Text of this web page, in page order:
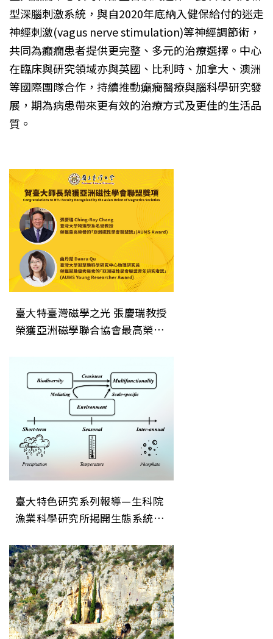
型深腦刺激系統，與自2020年底納入健保給付的迷走
神經刺激(vagus nerve stimulation)等神經調節術，
共同為癲癇患者提供更完整、多元的治療選擇。中心
在臨床與研究領域亦與英國、比利時、加拿大、澳洲
等國際團隊合作，持續推動癲癇醫療與腦科學研究發
展，期為病患帶來更有效的治療方式及更佳的生活品
質。
臺大特臺灣磁學之光 張慶瑞教授
榮獲亞洲磁學聯合協會最高榮譽
生態系統穩定性的關鍵機制
臺大特色研究系列報導—生科院
漁業科學研究所揭開生態系統穩